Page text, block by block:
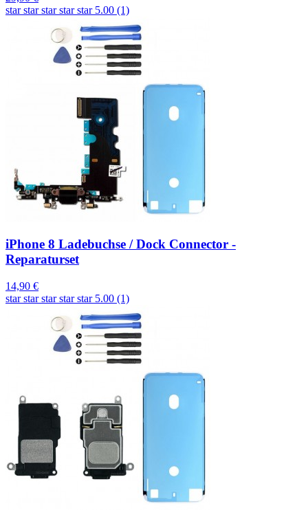
star star star star star 5.00 (1)
iPhone 8 Ladebuchse / Dock Connector -
Reparaturset
14,90 €
star star star star star 5.00 (1)